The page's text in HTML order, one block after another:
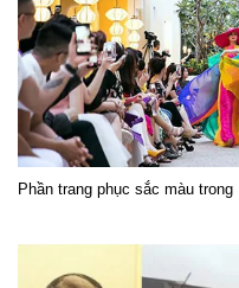
Phần trang phục sắc màu